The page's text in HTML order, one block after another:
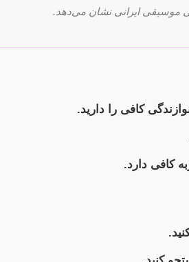
موسیقی ایرانی نشان می‌دهد.
کافی را دارید.
کافی دارد.